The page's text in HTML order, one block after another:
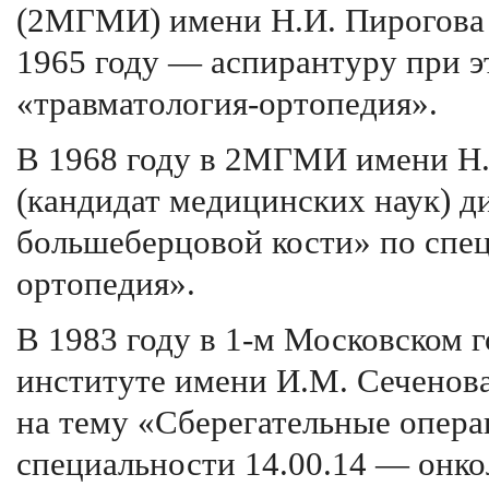
(2МГМИ) имени Н.И. Пирогова
1965 году — аспирантуру при
«травматология-ортопедия».
В 1968 году в 2МГМИ имени
(кандидат медицинских наук)
большеберцовой кости» по
ортопедия».
В 1983 году в 1-м Московском
институте имени И.М.
на тему «Сберегательные
специальности 14.00.14 —